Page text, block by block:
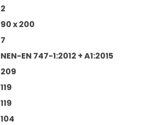
2
90 x 200
7
NEN-EN 747-1:2012 + A1:2015
209
119
119
104